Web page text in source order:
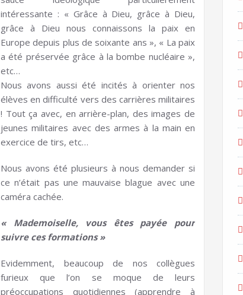
intéressante : « Grâce à Dieu, grâce à Dieu,
grâce à Dieu nous connaissons la paix en
Europe depuis plus de soixante ans », « La paix
a été préservée grâce à la bombe nucléaire »,
etc…
Nous avons aussi été incités à orienter nos
élèves en difficulté vers des carrières militaires
! Tout ça avec, en arrière-plan, des images de
jeunes militaires avec des armes à la main en
exercice de tirs, etc…
Nous avons été plusieurs à nous demander si
ce n’était pas une mauvaise blague avec une
caméra cachée.
« Mademoiselle, vous êtes payée pour
suivre ces formations »
Evidemment, beaucoup de nos collègues
furieux que l’on se moque de leurs
préoccupations quotidiennes (apprendre à